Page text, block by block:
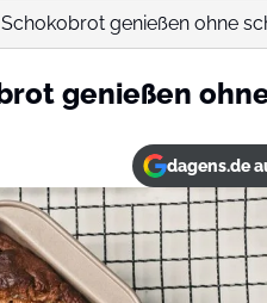
genießen ohne
genießen
dagens.de